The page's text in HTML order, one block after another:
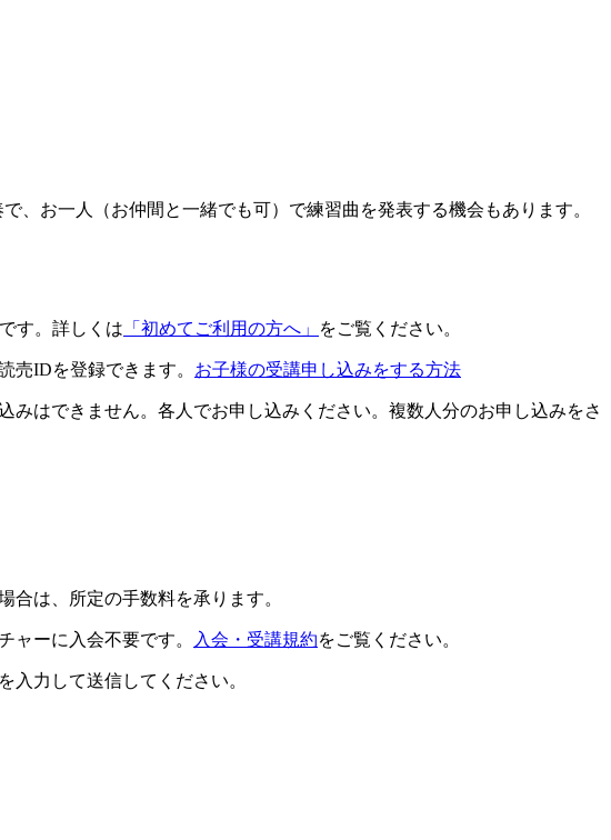
、お一人（お仲間と一緒でも可）で練習曲を発表する機会もあります。
す。詳しくは 「初めてご利用の方へ」 をご覧ください。
売IDを登録できます。 お子様の受講申し込みをする方法
はできません。各人でお申し込みください。複数人分のお申し込みをさ
は、所定の手数料を承ります。
ーに入会不要です。 入会・受講規約をご覧ください。
力して送信してください。